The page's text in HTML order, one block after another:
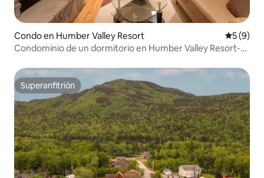
Condo en Humber Valley Resort
5 (9)
Condominio de un dormitorio en Humber Valley Resort-
Superanfitrión
Superanfitrión